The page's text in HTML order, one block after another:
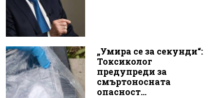
„Умира се за секунди“:
Токсиколог
предупреди за
смъртоносната
опасност...